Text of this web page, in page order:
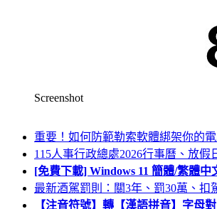
Screenshot
重要！如何防範勒索軟體綁架你的
115人事行政總處2026行事曆、放假
[免費下載] Windows 11 簡體/繁體
最新酒駕罰則：關3年、罰30萬、扣
【注音符號】轉【漢語拼音】字母